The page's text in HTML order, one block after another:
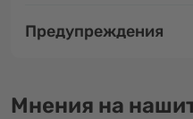
Предупреждения
Мнения на